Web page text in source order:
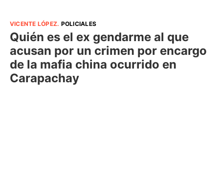
VICENTE LÓPEZ. POLICIALES
Quién es el ex gendarme al que
acusan por un crimen por encargo
de la mafia china ocurrido en
Carapachay